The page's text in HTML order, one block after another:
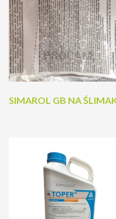
SIMAROL GB NA